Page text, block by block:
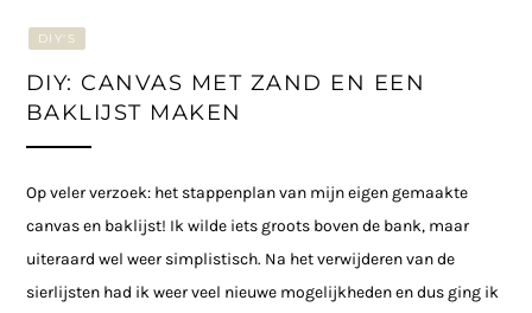
DIY'S
DIY: CANVAS MET ZAND EN EEN
BAKLIJST MAKEN
Op veler verzoek: het stappenplan van mijn eigen gemaakte
canvas en baklijst! Ik wilde iets groots boven de bank, maar
uiteraard wel weer simplistisch. Na het verwijderen van de
sierlijsten had ik weer veel nieuwe mogelijkheden en dus ging ik